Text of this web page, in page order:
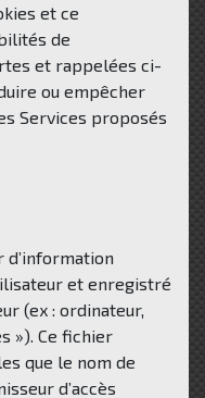
et ce
de
et rappelées ci-
ou empêcher
Services proposés
d’information
et enregistré
(ex : ordinateur,
»). Ce fichier
que le nom de
d’accès